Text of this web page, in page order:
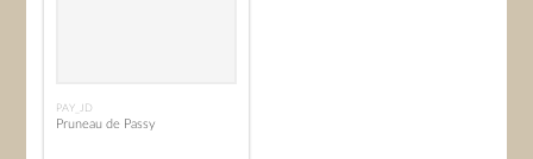
PAY_JD
Pruneau de Passy